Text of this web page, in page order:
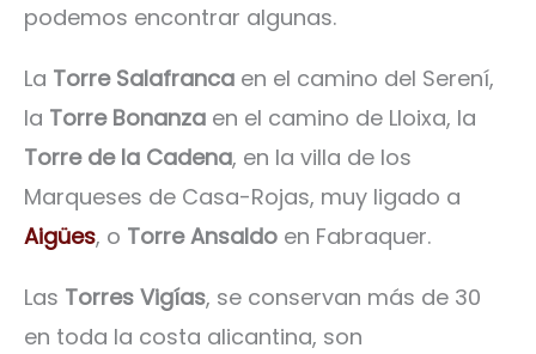
podemos encontrar algunas.
La Torre Salafranca en el camino del Serení,
la Torre Bonanza en el camino de Lloixa, la
Torre de la Cadena, en la villa de los
Marqueses de Casa-Rojas, muy ligado a
Aigües, o Torre Ansaldo en Fabraquer.
Las Torres Vigías, se conservan más de 30
en toda la costa alicantina, son